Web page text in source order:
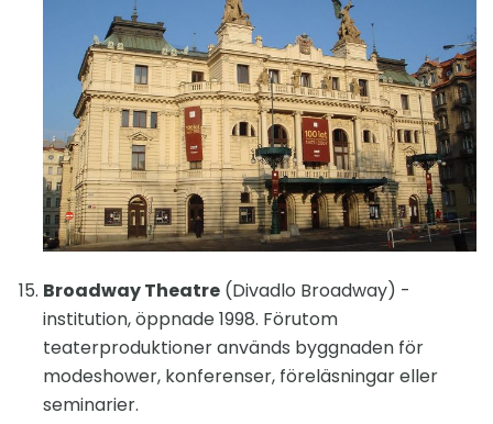
Broadway Theatre (Divadlo Broadway) -
institution, öppnade 1998. Förutom
teaterproduktioner används byggnaden för
modeshower, konferenser, föreläsningar eller
seminarier.